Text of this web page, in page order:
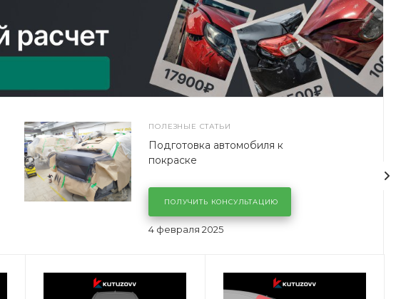
ПОЛЕЗНЫЕ СТАТЬИ
4 февраля 2025
Подготовка автомобиля к
покраске
ПОЛУЧИТЬ КОНСУЛЬТАЦИЮ